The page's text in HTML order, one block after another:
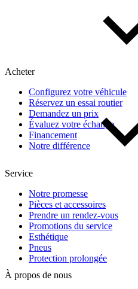
Acheter
Configurez votre véhicule
Réservez un essai routier
Demandez un prix
Évaluez votre échange
Financement
Notre différence
Service
Notre promesse
Pièces et accessoires
Prendre un rendez-vous
Promotions du service
Esthétique
Pneus
Protection prolongée
À propos de nous